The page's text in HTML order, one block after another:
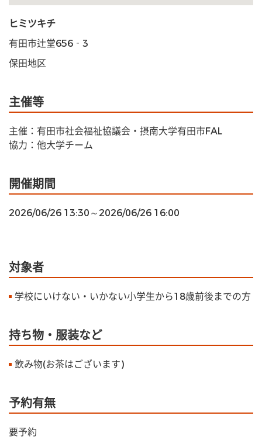
ヒミツキチ
有田市辻堂656‐3
保田地区
主催等
主催：有田市社会福祉協議会・摂南大学有田市FAL
協力：他大学チーム
開催期間
2026/06/26 13:30～2026/06/26 16:00
対象者
学校にいけない・いかない小学生から18歳前後までの方
持ち物・服装など
飲み物(お茶はございます)
予約有無
要予約